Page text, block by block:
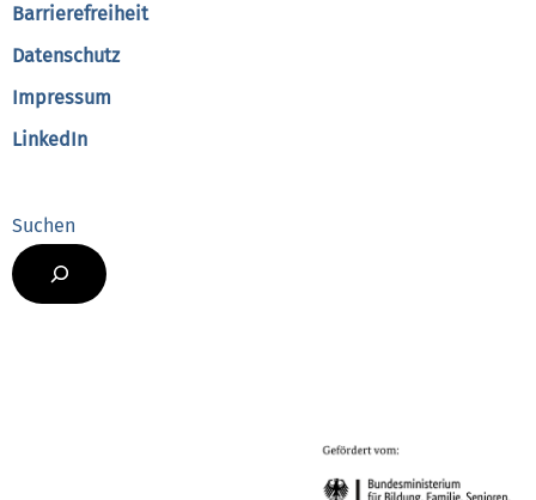
Barrierefreiheit
Datenschutz
Impressum
LinkedIn
Suchen